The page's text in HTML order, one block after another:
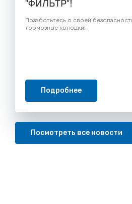
"ФИЛЬТР"!
Позаботьтесь о своей
тормозные колодки!
Подробнее
Посмотреть все новости